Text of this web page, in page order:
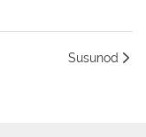
Susunod